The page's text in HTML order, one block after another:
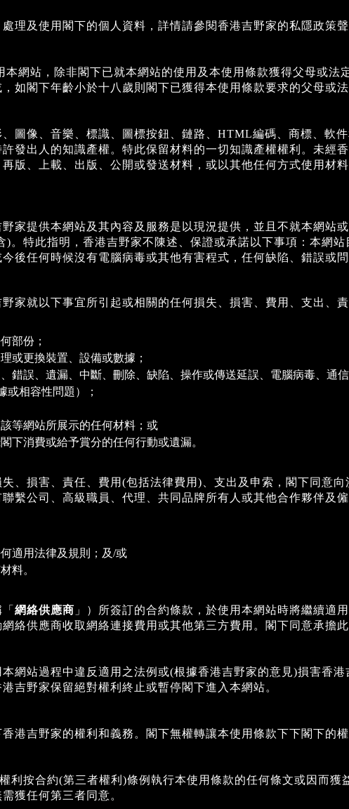
理及使用閣下的個人資料，詳情請參閱香港吉野家的私隱政策聲
網站，除非閣下已就本網站的使用及本使用條款獲得父母或法
如閣下年齡小於十八歲則閣下已獲得本使用條款要求的父母或法
圖像、音樂、標識、圖標按鈕、鏈路、HTML編碼、商標、軟
發出人的知識產權。特此保留材料的一切知識產權權利。未經
版、上載、出版、公開或發送材料，或以其他任何方式使用材
家提供本網站及其內容及服務是以現況提供，並且不就本網站
)。特此指明，香港吉野家不陳述、保證或承諾以下事項：本網站
後任何時候沒有電腦病毒或其他有害程式，任何缺陷、錯誤或
家就以下事宜所引起或相關的任何損失、損害、費用、支出、
部份；
或更換裝置、設備或數據；
錯誤、遺漏、中斷、刪除、缺陷、操作或傳送延誤、電腦病毒、通
或相容性問題）；
等網站所展示的任何材料；或
下消費或給予賞分的任何行動或遺漏。
、損害、責任、費用(包括法律費用)、支出及申索，閣下同意向
繫公司、高級職員、代理、共同品牌所有人或其他合作夥伴及
適用法律及規則；及/或
料。
網絡供應商 」）所簽訂的合約條款，於使用本網站時將繼續適
絡供應商收取網絡連接費用或其他第三方費用。閣下同意承擔此
網站過程中違反適用之法例或(根據香港吉野家的意見)損害香港
吉野家保留絕對權利終止或暫停閣下進入本網站。
港吉野家的權利和義務。閣下無權轉讓本使用條款下下閣下的權
利按合約(第三者權利)條例執行本使用條款的任何條文或因而獲
獲任何第三者同意。